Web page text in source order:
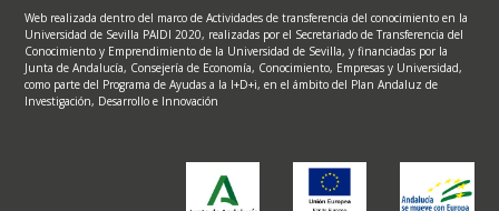
Web realizada dentro del marco de Actividades de transferencia del conocimiento en la
Universidad de Sevilla PAIDI 2020, realizadas por el Secretariado de Transferencia del
Conocimiento y Emprendimiento de la Universidad de Sevilla, y financiadas por la
Junta de Andalucía, Consejería de Economía, Conocimiento, Empresas y Universidad,
como parte del Programa de Ayudas a la I+D+i, en el ámbito del Plan Andaluz de
Investigación, Desarrollo e Innovación